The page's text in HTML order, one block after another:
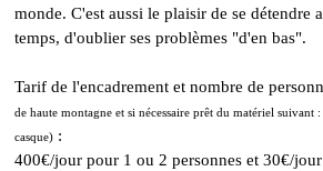
monde. C'est aussi le plaisir de se détendre
temps, d'oublier ses problèmes "d'en bas".
Tarif de l'encadrement et nombre de
de haute montagne et si nécessaire prêt du matériel suivant
casque) :
400€/jour pour 1 ou 2 personnes et 30€/